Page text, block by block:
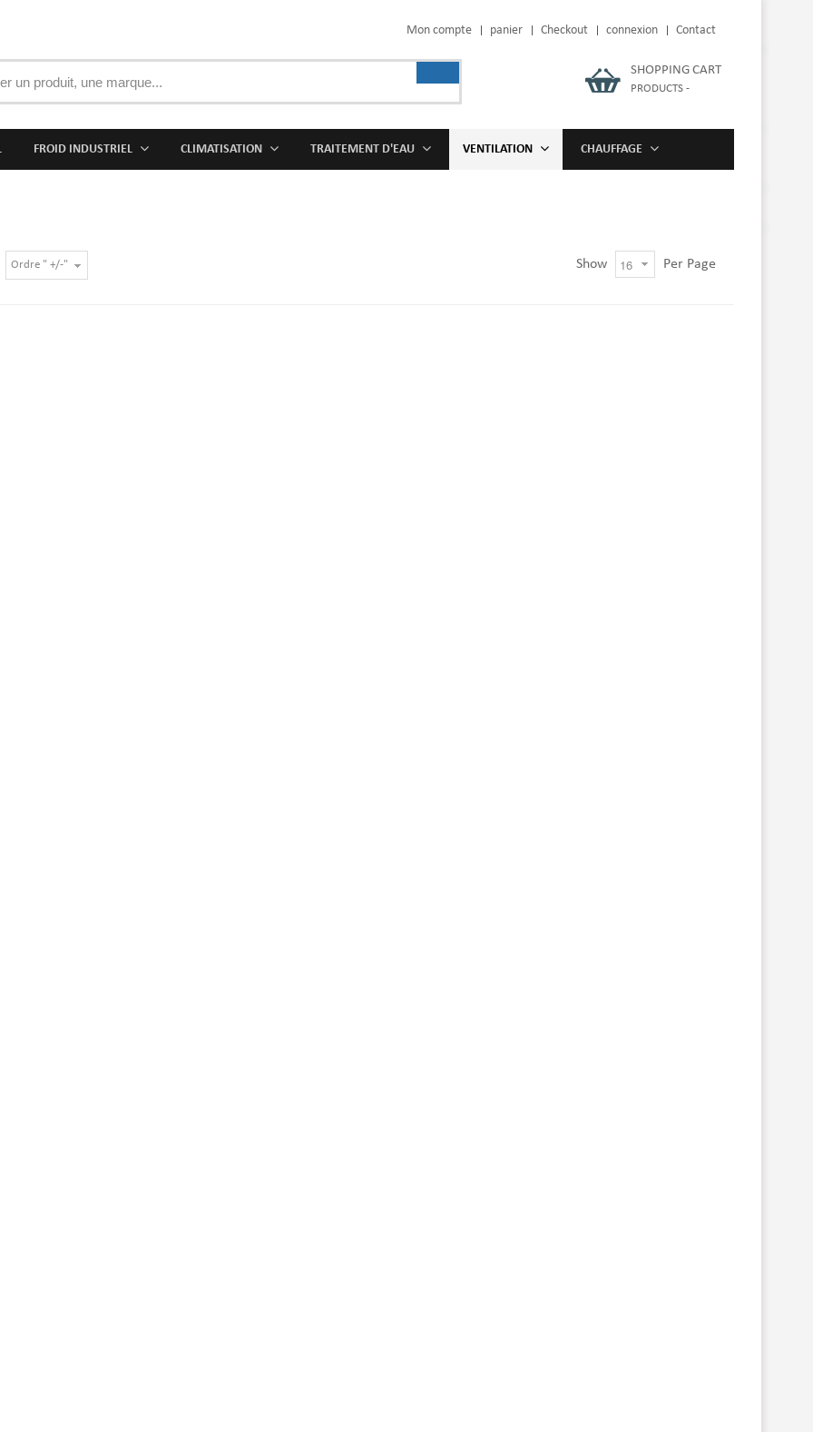
Mon compte panier Checkout connexion Contact
SHOPPING CART
PRODUCTS -
FROID INDUSTRIEL CLIMATISATION TRAITEMENT D'EAU VENTILATION CHAUFFAGE
Ordre " +/-" Show Per Page